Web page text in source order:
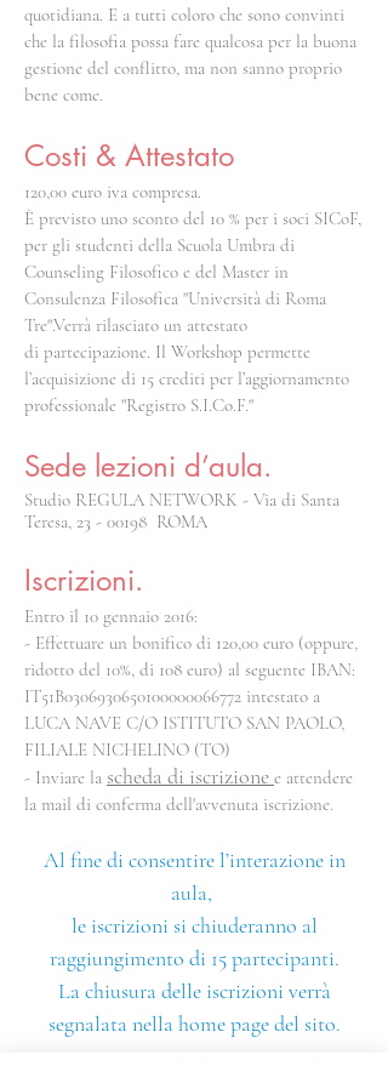
quotidiana. E a tutti coloro che sono convinti
che la filosofia possa fare qualcosa per la buona
gestione del conflitto, ma non sanno proprio
bene come.
Costi & Attestato
120,00 euro iva compresa.
È previsto uno sconto del 10 % per i soci SICoF,
per gli studenti della Scuola Umbra di
Counseling Filosofico e del Master in
Consulenza Filosofica "Università di Roma
Tre".Verrà rilasciato un attestato
di partecipazione. Il Workshop permette
l’acquisizione di 15 crediti per l’aggiornamento
professionale "Registro S.I.Co.F."
Sede lezioni d’aula.
Studio REGULA NETWORK - Via di Santa
Teresa, 23 - 00198 ROMA
Iscrizioni.
Entro il 10 gennaio 2016:
- Effettuare un bonifico di 120,00 euro (oppure,
ridotto del 10%, di 108 euro) al seguente IBAN:
IT51B0306930650100000066772 intestato a
LUCA NAVE C/O ISTITUTO SAN PAOLO,
FILIALE NICHELINO (TO)
- Inviare la scheda di iscrizione e attendere
la mail di conferma dell'avvenuta iscrizione.
Al fine di consentire l’interazione in
aula,
le iscrizioni si chiuderanno al
raggiungimento di 15 partecipanti.
La chiusura delle iscrizioni verrà
segnalata nella home page del sito.